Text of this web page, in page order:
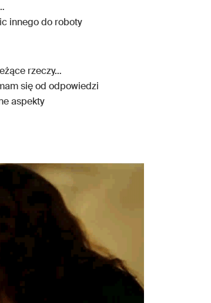
innego do roboty
rzeczy…
się od odpowiedzi
aspekty